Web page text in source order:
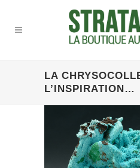
LA
L’INSPIRATION…